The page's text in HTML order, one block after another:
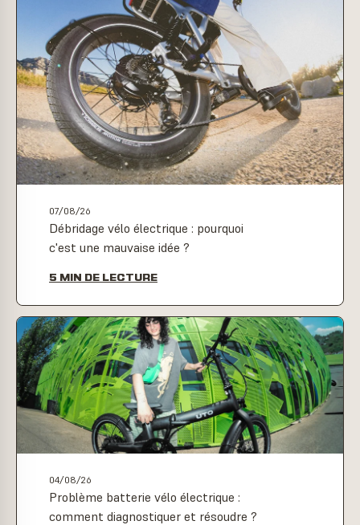
07/08/26
Débridage vélo électrique : pourquoi
c'est une mauvaise idée ?
5 MIN DE LECTURE
04/08/26
Problème batterie vélo électrique :
comment diagnostiquer et résoudre ?